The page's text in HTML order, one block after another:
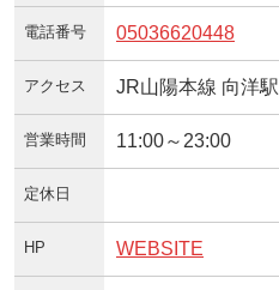
電話番号 05036620448
アクセス JR山陽本線 向洋駅
営業時間 11:00～23:00
定休日
HP WEBSITE